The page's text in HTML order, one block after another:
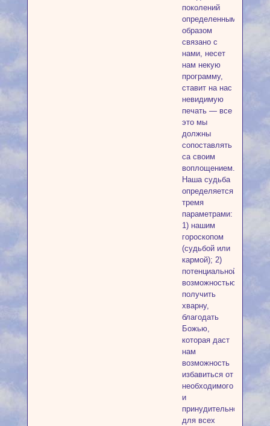
поколений
определенным
образом
связано с
нами, несет
нам некую
программу,
ставит на нас
невидимую
печать — все
это мы
должны
сопоставлять
са своим
воплощением.
Наша судьба
определяется
тремя
параметрами:
1) нашим
гороскопом
(судьбой или
кармой); 2)
потенциальной
возможностью
получить
хварну,
благодать
Божью,
которая даст
нам
возможность
избавиться от
необходимого
и
принудительного
для всех